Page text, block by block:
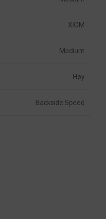
XIOM
Medium
Høy
Backside Speed